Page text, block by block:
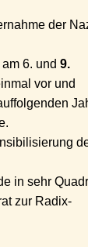
der
6. und 9.
vor und
in sehr
zur Radix-